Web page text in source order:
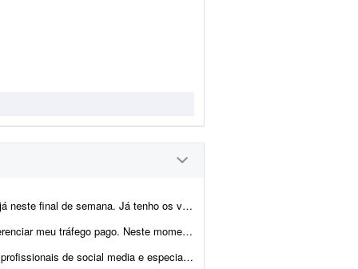
os vídeos e preciso subir todo o conteúdo n...
apenas o gerenciamento do tráfego: criação e otimizaç&atild...
para a minha transportadora. Preciso criar um site novo e mais atual. Também preciso d...